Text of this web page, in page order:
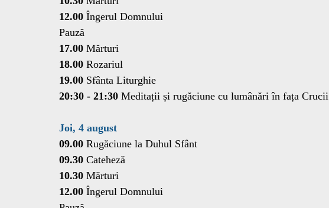
12.00 Îngerul Domnului
Pauză
17.00 Mărturi
18.00 Rozariul
19.00 Sfânta Liturghie
20:30 - 21:30 Meditații și rugăciune cu lumânări în fața Crucii
Joi, 4 august
09.00 Rugăciune la Duhul Sfânt
09.30 Cateheză
10.30 Mărturi
12.00 Îngerul Domnului